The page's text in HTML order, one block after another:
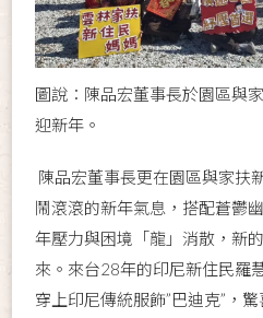
圖說：陳品宏董事長於園區與
迎新年。
陳品宏董事長更在園區與家扶
鬧滾滾的新年氣息，搭配蒼鬱
年壓力與困境「龍」消散，新
來。來台28年的印尼新住民羅
穿上印尼傳統服飾”巴迪克”，